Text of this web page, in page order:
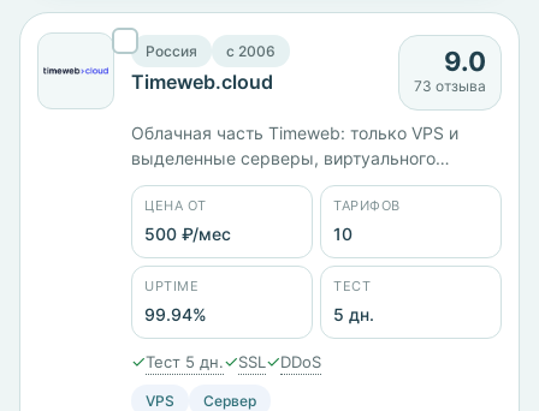
Россия c 2006
Timeweb.cloud
9.0
73 отзыва
Облачная часть Timeweb: только VPS и
выделенные серверы, виртуального
хостинга здесь нет. Девять стран
размещения, из технологий заявлены
Kubernetes, PostgreSQL, Redis, объектное
хранилище S3 и соответствие 152-ФЗ.
Десять тарифов от 500 ₽/мес, оплата
картами МИР и через СБП. Заявленный
uptime 99,94%, тест — 5 дней.
ЦЕНА ОТ
500 ₽/мес
ТАРИФОВ
10
UPTIME
99.94%
ТЕСТ
5 дн.
✓Тест 5 дн.✓SSL ✓DDoS
VPS Сервер